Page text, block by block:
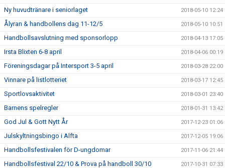
Ny huvudtränare i seniorlaget 2018-05-10 12:24
Ålyran & handbollens dag 11-12/5 2018-05-10 10:51
Handbollsavslutning med sponsorlopp 2018-04-13 17:05
Irsta Blixten 6-8 april 2018-04-06 00:19
Föreningsdagar på Intersport 3-5 april 2018-03-28 22:00
Vinnare på listlotteriet 2018-03-17 12:45
Sportlovsaktivitet 2018-03-01 23:40
Barnens spelregler 2018-01-31 13:42
God Jul & Gott Nytt År 2017-12-23 01:06
Julskyltningsbingo i Alfta 2017-12-05 19:06
Handbollsfestivalen för D-ungdomar 2017-11-06 21:44
Handbollsfestival 22/10 & Prova på handboll 30/10 2017-10-31 07:33